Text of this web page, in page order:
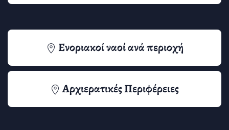
Ενοριακοί ναοί ανά περιοχή
Αρχιερατικές Περιφέρειες